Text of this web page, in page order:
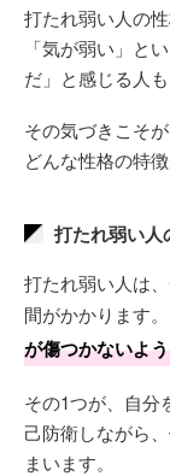
打たれ弱い人の
「気が弱い」と
だ」と感じる人も
その気づきこそ
どんな性格の特
打たれ弱い人
打たれ弱い人は
間がかかります
が傷つかないよ
その1つが、自分
己防衛しながら
まいます。